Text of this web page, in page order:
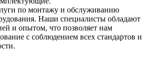
по монтажу и обслуживанию
Наши специалисты обладают
и опытом, что позволяет нам
с соблюдением всех стандартов и